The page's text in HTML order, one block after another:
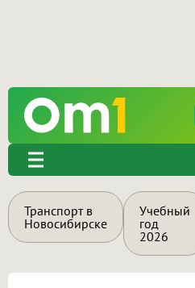
Транспорт в
Новосибирске
Учебный
год
2026